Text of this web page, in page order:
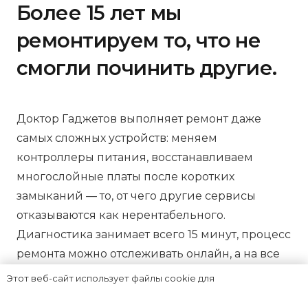
Более 15 лет мы
ремонтируем то, что не
смогли починить другие.
Доктор Гаджетов выполняет ремонт даже
самых сложных устройств: меняем
контроллеры питания, восстанавливаем
многослойные платы после коротких
замыканий — то, от чего другие сервисы
отказываются как нерентабельного.
Диагностика занимает всего 15 минут, процесс
ремонта можно отслеживать онлайн, а на все
работы предоставляем зафиксированную в
Этот веб-сайт использует файлы cookie для